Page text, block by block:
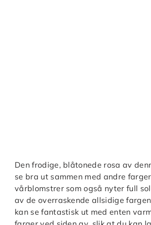
Den frodige, blåtonede rosa av
se bra ut sammen med andre
vårblomstrer som også nyter full
av de overraskende allsidige
kan se fantastisk ut med enten